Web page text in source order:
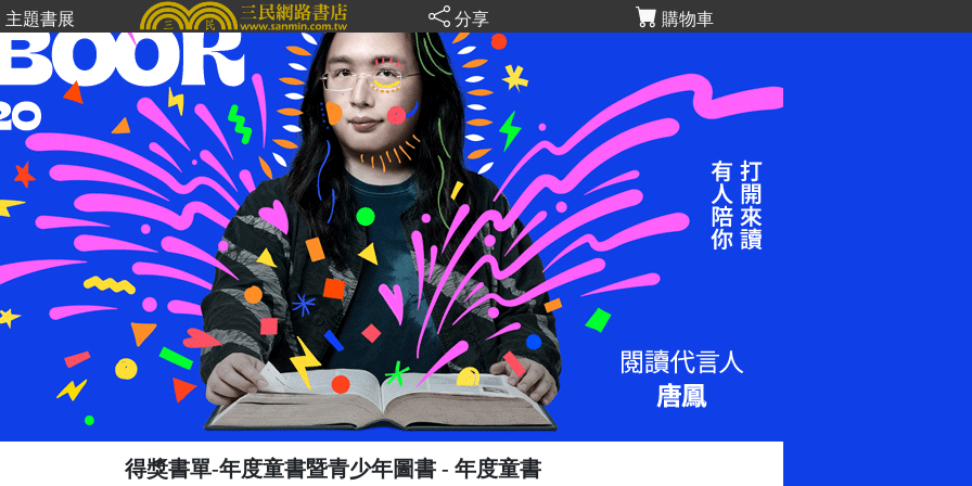
主題書展 分享 購物車
得獎書單-年度童書暨青少年圖書 - 年度童書